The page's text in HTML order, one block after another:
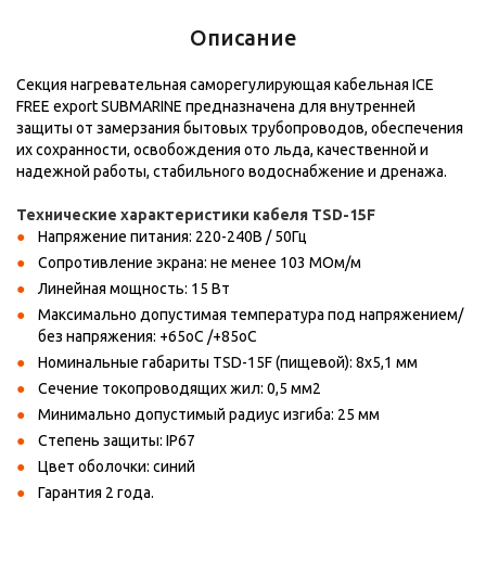
Описание
Секция нагревательная саморегулирующая кабельная ICE
FREE export SUBMARINE предназначена для внутренней
защиты от замерзания бытовых трубопроводов, обеспечения
их сохранности, освобождения ото льда, качественной и
надежной работы, стабильного водоснабжение и дренажа.
Технические характеристики кабеля TSD-15F
Напряжение питания: 220-240В / 50Гц
Сопротивление экрана: не менее 103 МОм/м
Линейная мощность: 15 Вт
Максимально допустимая температура под напряжением/
без напряжения: +65oС /+85oС
Номинальные габариты TSD-15F (пищевой): 8х5,1 мм
Сечение токопроводящих жил: 0,5 мм2
Минимально допустимый радиус изгиба: 25 мм
Степень защиты: IP67
Цвет оболочки: синий
Гарантия 2 года.